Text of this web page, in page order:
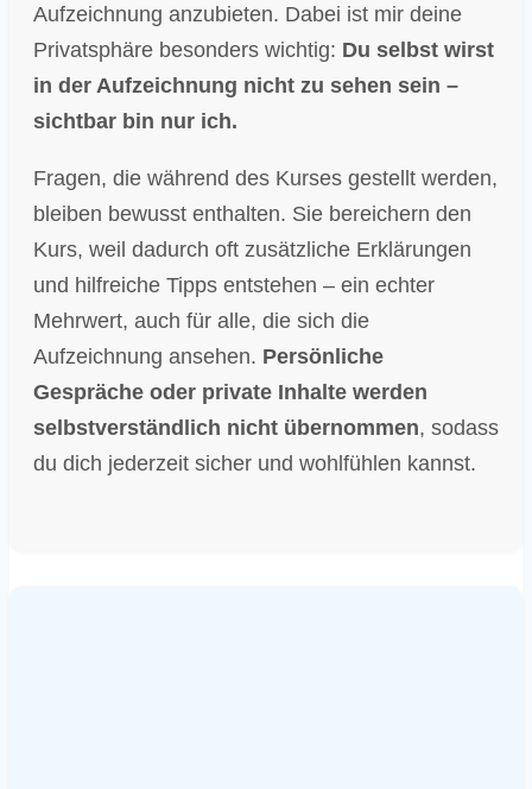
Aufzeichnung anzubieten. Dabei ist mir deine
Privatsphäre besonders wichtig: Du selbst wirst
in der Aufzeichnung nicht zu sehen sein –
sichtbar bin nur ich.
Fragen, die während des Kurses gestellt werden,
bleiben bewusst enthalten. Sie bereichern den
Kurs, weil dadurch oft zusätzliche Erklärungen
und hilfreiche Tipps entstehen – ein echter
Mehrwert, auch für alle, die sich die
Aufzeichnung ansehen. Persönliche
Gespräche oder private Inhalte werden
selbstverständlich nicht übernommen, sodass
du dich jederzeit sicher und wohlfühlen kannst.